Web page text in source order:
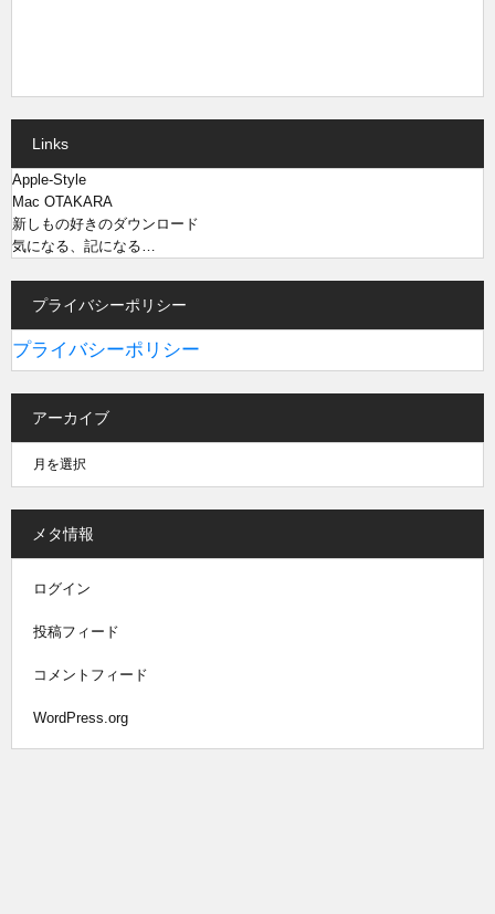
Links
Apple-Style
Mac OTAKARA
新しもの好きのダウンロード
気になる、記になる…
プライバシーポリシー
プライバシーポリシー
アーカイブ
メタ情報
ログイン
投稿フィード
コメントフィード
WordPress.org